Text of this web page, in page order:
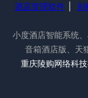
酒店管理软件
别
小度酒店智能系统
音箱酒店版、天
重庆陵购网络科